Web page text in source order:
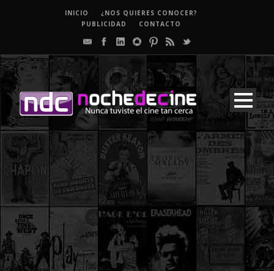
INICIO
¿NOS QUIERES CONOCER?
PUBLICIDAD
CONTACTO